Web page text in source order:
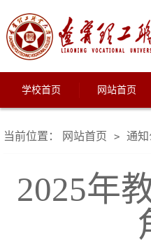
学校首页 网站首页
当前位置： 网站首页 > 通知
2025年